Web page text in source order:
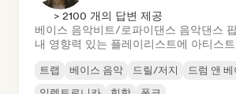
> 2100 개의 답변 제공
베이스 음악비트/로파이댄스 음악댄스
내 영향력 있는 플레이리스트에 아티스
트랩 베이스 음악 드릴/저지 드럼 앤 베